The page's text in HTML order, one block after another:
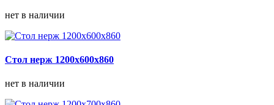
нет в наличии
Стол нерж 1200х600х860
нет в наличии